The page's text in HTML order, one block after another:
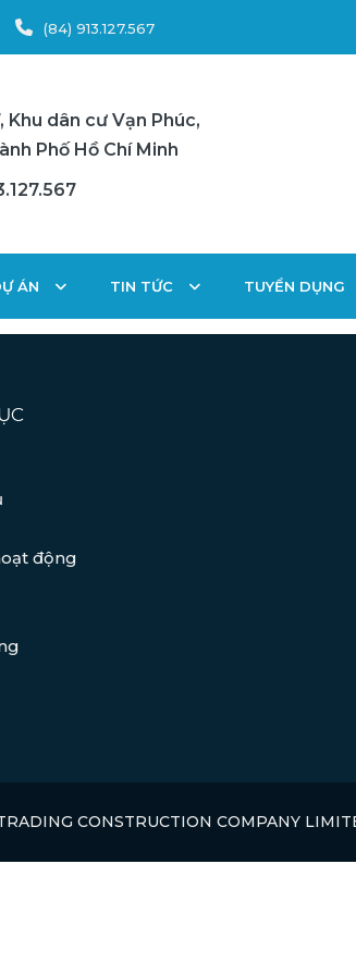
(84) 913.127.567
Khu dân cư Vạn Phúc,
Phố Hồ Chí Minh
ÁN TIN TỨC TUYỂN DỤNG
động
CONSTRUCTION COMPANY